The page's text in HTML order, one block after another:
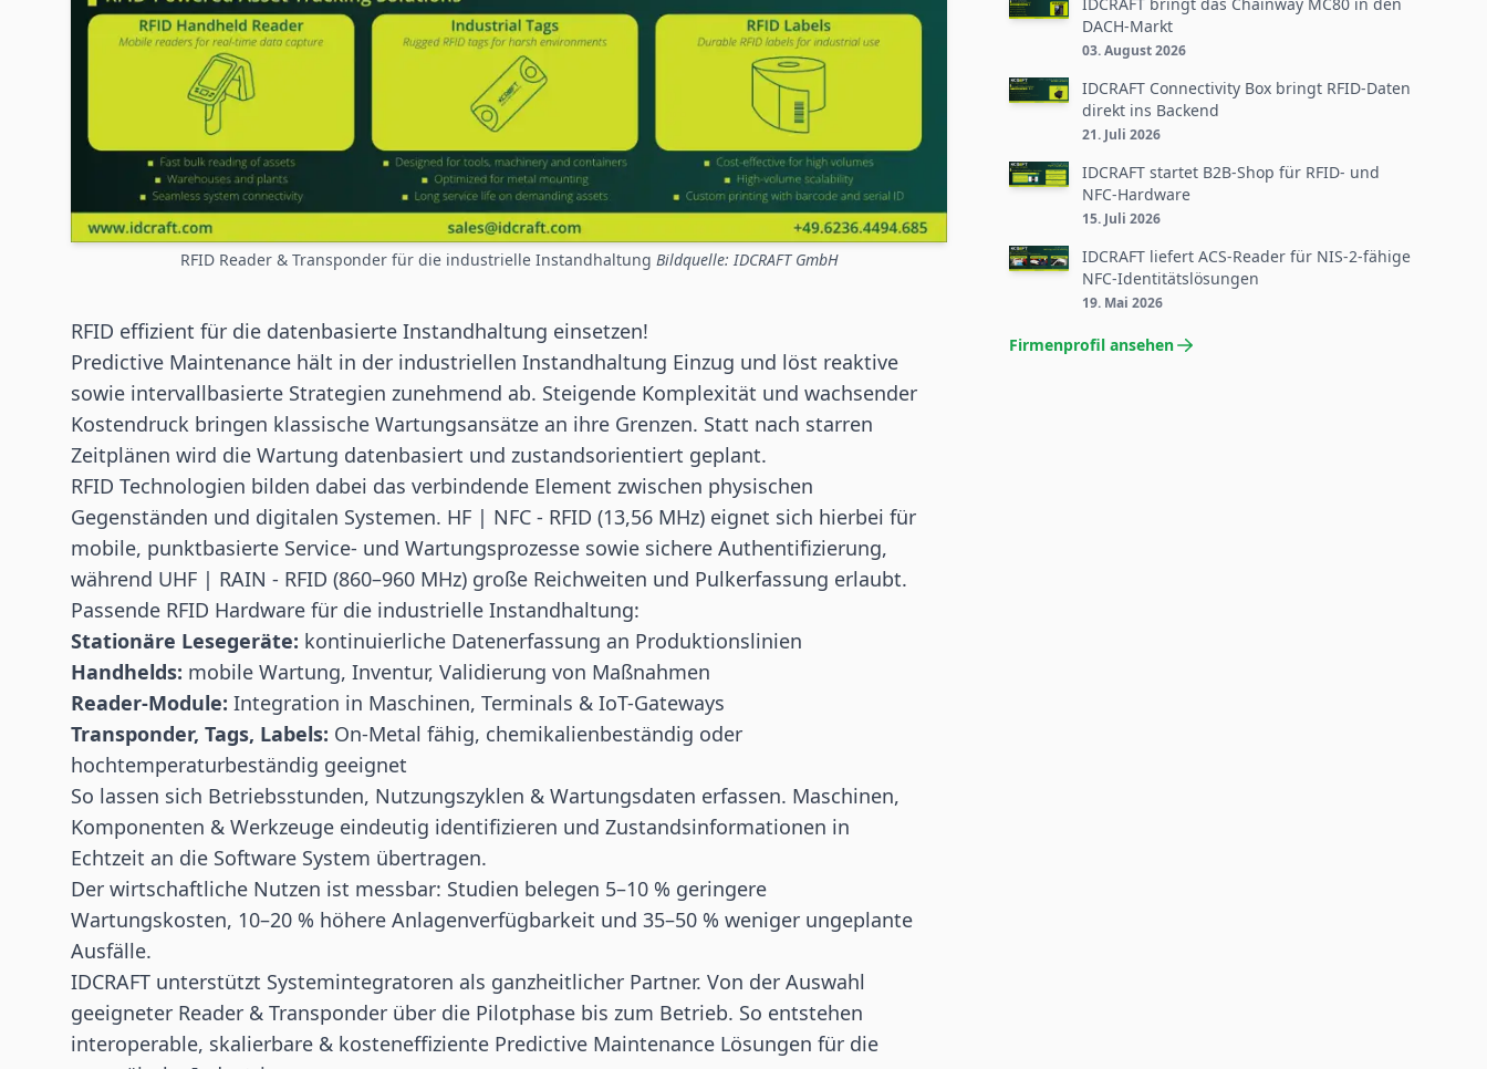
RFID Reader & Transponder für die industrielle Instandhaltung Bildquelle: IDCRAFT GmbH
RFID effizient für die datenbasierte Instandhaltung einsetzen!
Predictive Maintenance hält in der industriellen Instandhaltung Einzug und löst reaktive
sowie intervallbasierte Strategien zunehmend ab. Steigende Komplexität und wachsender
Kostendruck bringen klassische Wartungsansätze an ihre Grenzen. Statt nach starren
Zeitplänen wird die Wartung datenbasiert und zustandsorientiert geplant.
RFID Technologien bilden dabei das verbindende Element zwischen physischen
Gegenständen und digitalen Systemen. HF | NFC - RFID (13,56 MHz) eignet sich hierbei für
mobile, punktbasierte Service- und Wartungsprozesse sowie sichere Authentifizierung,
während UHF | RAIN - RFID (860–960 MHz) große Reichweiten und Pulkerfassung erlaubt.
Passende RFID Hardware für die industrielle Instandhaltung:
Stationäre Lesegeräte: kontinuierliche Datenerfassung an Produktionslinien
Handhelds: mobile Wartung, Inventur, Validierung von Maßnahmen
Reader-Module: Integration in Maschinen, Terminals & IoT-Gateways
Transponder, Tags, Labels: On-Metal fähig, chemikalienbeständig oder
hochtemperaturbeständig geeignet
So lassen sich Betriebsstunden, Nutzungszyklen & Wartungsdaten erfassen. Maschinen,
Komponenten & Werkzeuge eindeutig identifizieren und Zustandsinformationen in
Echtzeit an die Software System übertragen.
Der wirtschaftliche Nutzen ist messbar: Studien belegen 5–10 % geringere
Wartungskosten, 10–20 % höhere Anlagenverfügbarkeit und 35–50 % weniger ungeplante
Ausfälle.
IDCRAFT unterstützt Systemintegratoren als ganzheitlicher Partner. Von der Auswahl
geeigneter Reader & Transponder über die Pilotphase bis zum Betrieb. So entstehen
interoperable, skalierbare & kosteneffiziente Predictive Maintenance Lösungen für die
DACH-Markt
03. August 2026
IDCRAFT Connectivity Box bringt RFID-Daten
direkt ins Backend
21. Juli 2026
IDCRAFT startet B2B-Shop für RFID- und
NFC-Hardware
15. Juli 2026
IDCRAFT liefert ACS-Reader für NIS-2-fähige
NFC-Identitätslösungen
19. Mai 2026
Firmenprofil ansehen